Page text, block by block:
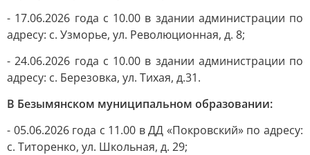
- 17.06.2026 года с 10.00 в здании администрации по
адресу: с. Узморье, ул. Революционная, д. 8;
- 24.06.2026 года с 10.00 в здании администрации по
адресу: с. Березовка, ул. Тихая, д.31.
В Безымянском муниципальном образовании:
- 05.06.2026 года с 11.00 в ДД «Покровский» по адресу:
с. Титоренко, ул. Школьная, д. 29;